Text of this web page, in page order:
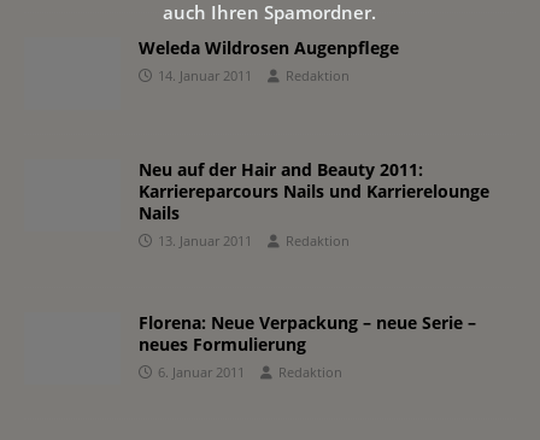
Weleda Wildrosen Augenpflege
14. Januar 2011 Redaktion
Neu auf der Hair and Beauty 2011:
Karriereparcours Nails und Karrierelounge
Nails
13. Januar 2011 Redaktion
Florena: Neue Verpackung – neue Serie –
neues Formulierung
6. Januar 2011 Redaktion
auch Ihren Spamordner.